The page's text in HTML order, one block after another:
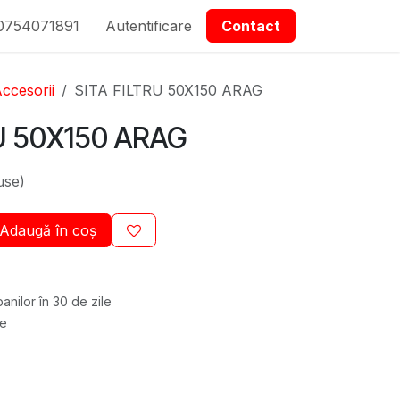
Piese Contactați-ne
Autentificare Contact
SITA FILTRU 50X150 ARAG
50X150 ARAG
în coș
în 30 de zile